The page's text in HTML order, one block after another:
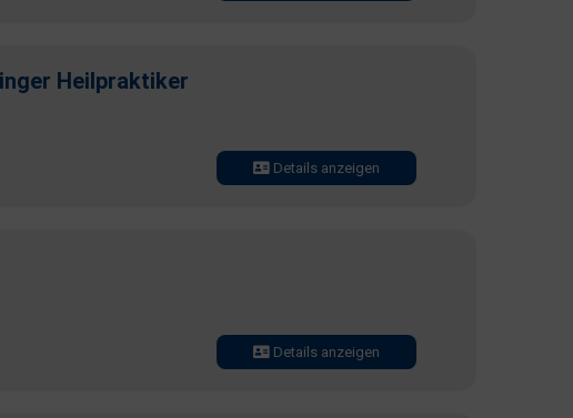
Heilpraktiker
Details anzeigen
Details anzeigen